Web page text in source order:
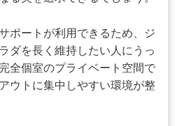
ポートが利用できるため、ジ
ダを長く維持したい人にうっ
全個室のプライベート空間で
ウトに集中しやすい環境が整